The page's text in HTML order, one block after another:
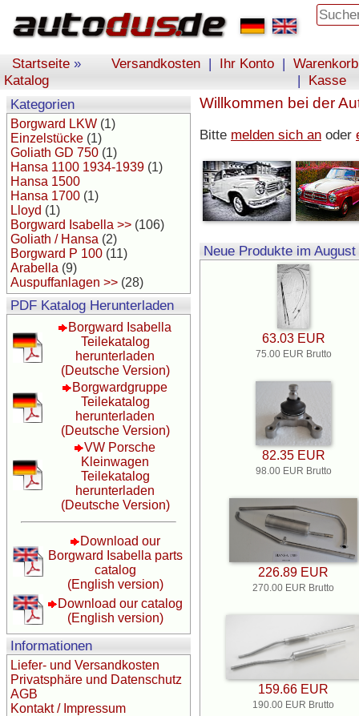
Startseite »
Katalog
Versandkosten | Ihr Konto | Warenkorb
| Kasse
Kategorien
Borgward LKW (1)
Einzelstücke (1)
Goliath GD 750 (1)
Hansa 1100 1934-1939 (1)
Hansa 1500
Hansa 1700 (1)
Lloyd (1)
Borgward Isabella >> (106)
Goliath / Hansa (2)
Borgward P 100 (11)
Arabella (9)
Auspuffanlagen >> (28)
PDF Katalog Herunterladen
Borgward Isabella
Teilekatalog
herunterladen
(Deutsche Version)
Borgwardgruppe
Teilekatalog
herunterladen
(Deutsche Version)
VW Porsche
Kleinwagen
Teilekatalog
herunterladen
(Deutsche Version)
Download our
Borgward Isabella parts
catalog
(English version)
Download our catalog
(English version)
Informationen
Liefer- und Versandkosten
Privatsphäre und Datenschutz
AGB
Kontakt / Impressum
Willkommen bei der
Bitte melden sich an oder
Neue Produkte im August
63.03 EUR
75.00 EUR Brutto
82.35 EUR
98.00 EUR Brutto
226.89 EUR
270.00 EUR Brutto
159.66 EUR
190.00 EUR Brutto